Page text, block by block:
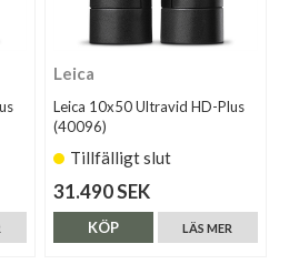
Leica
Leica 10x50 Ultravid HD-Plus
(40096)
Tillfälligt slut
31.490 SEK
LÄS MER
KÖP